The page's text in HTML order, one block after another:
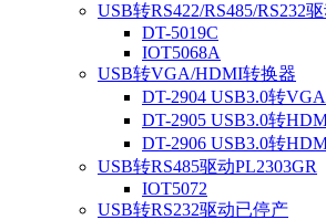
USB转RS422/RS485/RS232
DT-5019C
IOT5068A
USB转VGA/HDMI转换器
DT-2904 USB3.0转
DT-2905 USB3.0转
DT-2906 USB3.0转
USB转RS485驱动PL2303GR
IOT5072
USB转RS232驱动已停产